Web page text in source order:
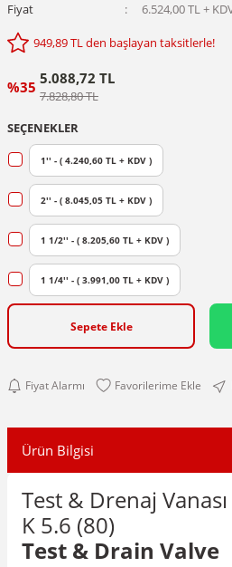
Fiyat
6.524,00 TL +
949,89 TL den başlayan taksitlerle!
%35 5.088,72 TL
7.828,80 TL
SEÇENEKLER
1'' - ( 4.240,60 TL + KDV )
2'' - ( 8.045,05 TL + KDV )
1 1/2'' - ( 8.205,60 TL + KDV )
1 1/4'' - ( 3.991,00 TL + KDV )
Sepete Ekle
Fiyat Alarmı
Ürün Bilgisi
Test & Drenaj Vanası
K 5.6 (80)
Test & Drain Valve